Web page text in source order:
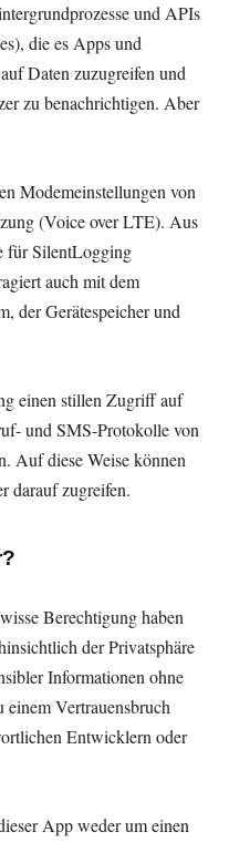
und APIs
die es Apps und
Daten zuzugreifen und
zu benachrichtigen. Aber
Modemeinstellungen von
(Voice over LTE). Aus
für SilentLogging
auch mit dem
der Gerätespeicher und
einen stillen Zugriff auf
und SMS-Protokolle von
Auf diese Weise können
darauf zugreifen.
Berechtigung haben
der Privatsphäre
Informationen ohne
Vertrauensbruch
Entwicklern oder
App weder um einen